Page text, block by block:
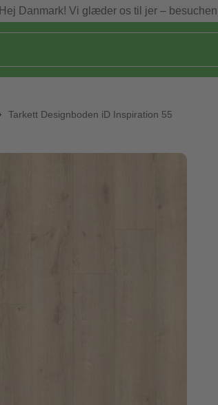
Hej Danmark! Vi glæder os til jer –
Tarkett Designboden iD Inspiration 55